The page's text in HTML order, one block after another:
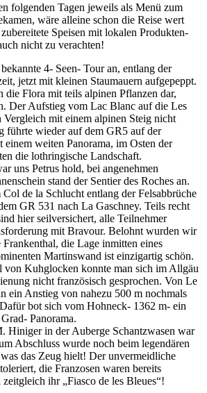
folgenden Tagen jeweils als Menü zum
wäre alleine schon die Reise wert
Speisen mit lokalen Produkten-
nicht zu verachten!
4- Seen- Tour an, entlang der
jetzt mit kleinen Staumauern aufgepeppt.
die Flora mit teils alpinen Pflanzen dar,
Der Aufstieg vom Lac Blanc auf die Les
Vergleich mit einem alpinen Steig nicht
führte wieder auf dem GR5 auf der
einem weiten Panorama, im Osten der
die lothringische Landschaft.
uns Petrus hold, bei angenehmen
stand der Sentier des Roches an.
de la Schlucht entlang der Felsabbrüche
GR 531 nach La Gaschney. Teils recht
hier seilversichert, alle Teilnehmer
mit Bravour. Belohnt wurden wir
die Lage inmitten eines
Martinswand ist einzigartig schön.
von Kuhglocken konnte man sich im Allgäu
nicht französisch gesprochen. Von Le
ein Anstieg von nahezu 500 m nochmals
bot sich vom Hohneck- 1362 m- ein
Panorama.
Hiniger in der Auberge Schantzwasen war
Abschluss wurde noch beim legendären
das Zeug hielt! Der unvermeidliche
die Franzosen waren bereits
ihr „Fiasco de les Bleues“!